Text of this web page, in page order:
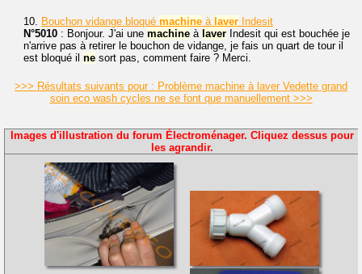
10. Bouchon vidange bloqué machine à laver Indesit
N°5010 : Bonjour. J'ai une machine à laver Indesit qui est bouchée je
n'arrive pas à retirer le bouchon de vidange, je fais un quart de tour il
est bloqué il ne sort pas, comment faire ? Merci.
>>> Résultats suivants pour : Problème machine à laver Vedette grand
soin eco wash cycles ne se font que manuellement >>>
Images d'illustration du forum Électroménager. Cliquez dessus pour
les agrandir.